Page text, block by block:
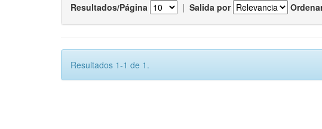
Resultados/Página | Salida por
Resultados 1-1 de 1.